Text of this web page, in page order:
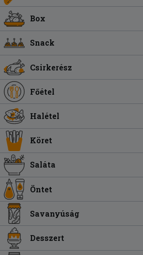
Box
Snack
Csirkerész
Főétel
Halétel
Köret
Saláta
Öntet
Savanyúság
Desszert